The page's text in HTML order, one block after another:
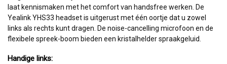
laat kennismaken met het comfort van handsfree werken. De
Yealink YHS33 headset is uitgerust met één oortje dat u zowel
links als rechts kunt dragen. De noise-cancelling microfoon en de
flexibele spreek-boom bieden een kristalhelder spraakgeluid.
Handige links: